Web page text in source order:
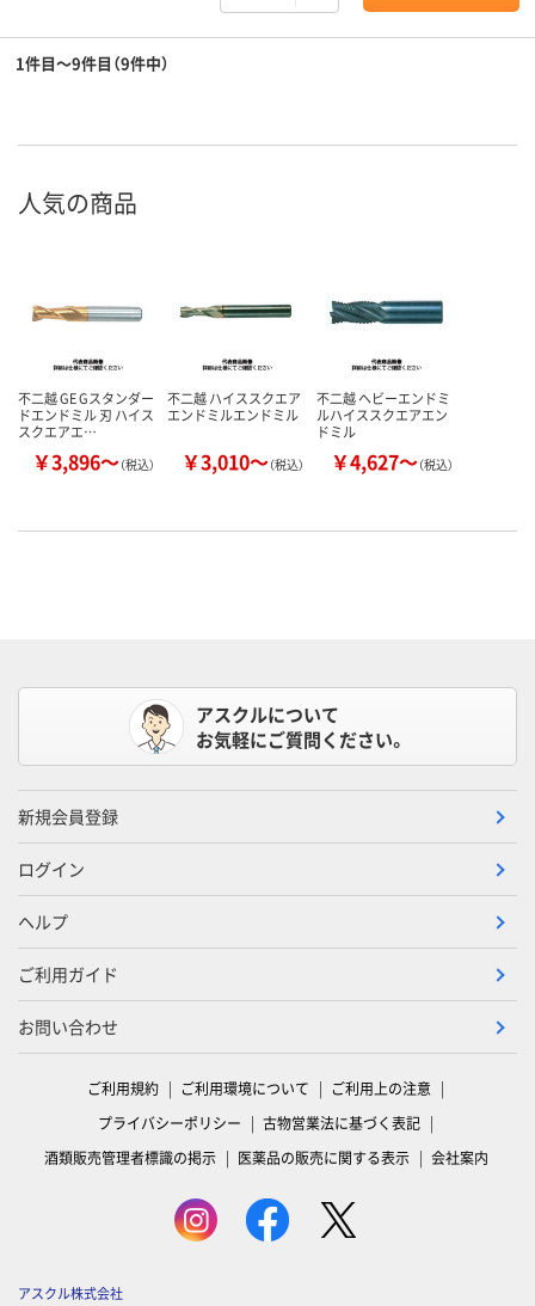
1件目～9件目（9件中）
人気の商品
不二越 GE Gスタンダー
ドエンドミル 刃 ハイス
スクエアエ…
￥3,896～（税込）
不二越 ハイススクエア
エンドミルエンドミル
￥3,010～（税込）
不二越 ヘビーエンドミ
ルハイススクエアエン
ドミル
￥4,627～（税込）
アスクルについて
お気軽にご質問ください。
新規会員登録
ログイン
ヘルプ
ご利用ガイド
お問い合わせ
ご利用規約 ご利用環境について
ご利用上の注意
プライバシーポリシー
古物営業法に基づく表記
酒類販売管理者標識の掲示
医薬品の販売に関する表示 会社案内
アスクル株式会社